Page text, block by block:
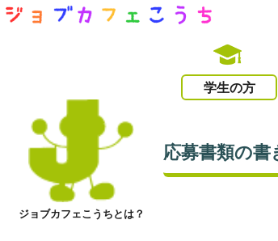
学生の方
ジョブカフェこうちとは？
応募書類の